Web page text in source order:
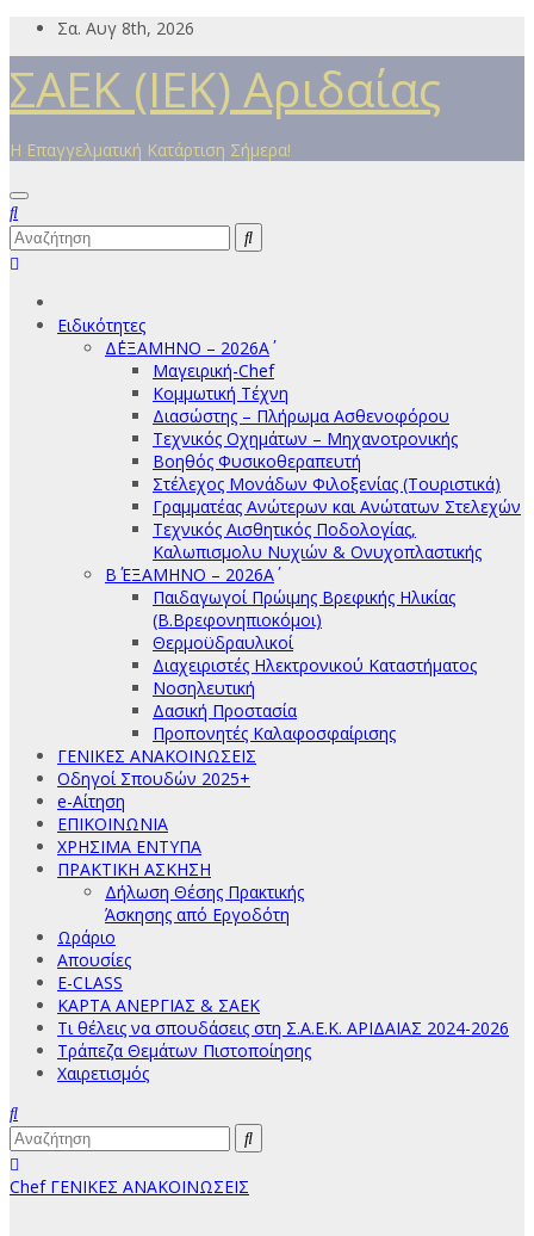
Μετάβαση
περιεχόμενο
Σα. Αυγ 8th, 2026
ΣΑΕΚ (ΙΕΚ) Αριδαίας
Η Επαγγελματική Κατάρτιση Σήμερα!
Ειδικότητες
Δ΄ΕΞΑΜΗΝΟ – 2026Α΄
Μαγειρική-Chef
Κομμωτική Τέχνη
Διασώστης – Πλήρωμα Ασθενοφόρου
Τεχνικός Οχημάτων – Μηχανοτρονικής
Βοηθός Φυσικοθεραπευτή
Στέλεχος Μονάδων Φιλοξενίας (Τουριστικά)
Γραμματέας Ανώτερων και Ανώτατων Στελεχών
Τεχνικός Αισθητικός Ποδολογίας,
Καλωπισμολυ Νυχιών & Ονυχοπλαστικής
Β΄ ΕΞΑΜΗΝΟ – 2026Α΄
Παιδαγωγοί Πρώιμης Βρεφικής Ηλικίας
(Β.Βρεφονηπιοκόμοι)
Θερμοϋδραυλικοί
Διαχειριστές Ηλεκτρονικού Καταστήματος
Νοσηλευτική
Δασική Προστασία
Προπονητές Καλαφοσφαίρισης
ΓΕΝΙΚΕΣ ΑΝΑΚΟΙΝΩΣΕΙΣ
Οδηγοί Σπουδών 2025+
e-Αίτηση
ΕΠΙΚΟΙΝΩΝΙΑ
ΧΡΗΣΙΜΑ ΕΝΤΥΠΑ
ΠΡΑΚΤΙΚΗ ΑΣΚΗΣΗ
Δήλωση Θέσης Πρακτικής
Άσκησης από Εργοδότη
Ωράριο
Απουσίες
E-CLASS
ΚΑΡΤΑ ΑΝΕΡΓΙΑΣ & ΣΑΕΚ
Τι θέλεις να σπουδάσεις στη Σ.Α.Ε.Κ. ΑΡΙΔΑΙΑΣ 2024-2026
Τράπεζα Θεμάτων Πιστοποίησης
Χαιρετισμός
Chef ΓΕΝΙΚΕΣ ΑΝΑΚΟΙΝΩΣΕΙΣ